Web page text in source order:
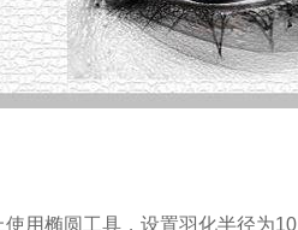
用椭圆工具，设置羽化半径为10